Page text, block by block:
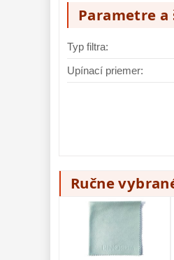
Parametre
Typ filtra:
Upínací priemer:
Ručne